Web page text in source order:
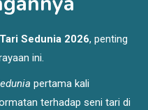
Sedunia 2026, penting
ini.
pertama kali
terhadap seni tari di